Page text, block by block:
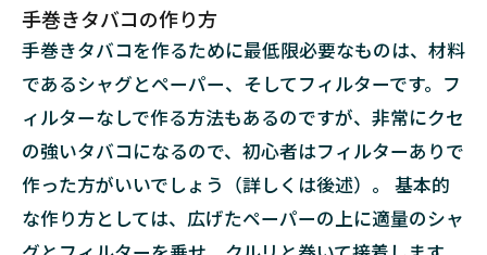
ウルト
ラスリ
ム
3.3
フィ
ルタ
タイ
プで
手巻きタバコの作り方
手巻きタバコを作るために最低限必要なものは、材料
であるシャグとペーパー、そしてフィルターです。フ
ィルターなしで作る方法もあるのですが、非常にクセ
の強いタバコになるので、初心者はフィルターありで
作った方がいいでしょう（詳しくは後述）。 基本的
な作り方としては、広げたペーパーの上に適量のシャ